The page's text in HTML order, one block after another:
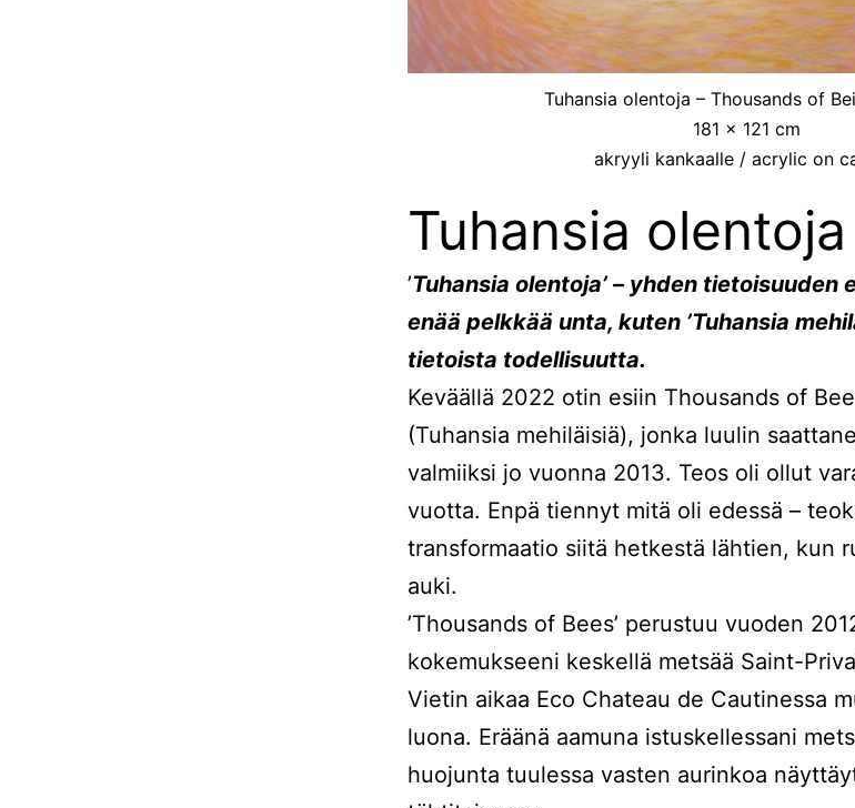
Tuhansia olentoja – Thousands of
181 x 121 cm
akryyli kankaalle / acrylic on
Tuhansia olentoja
’Tuhansia olentoja’ – yhden tietoisuuden
enää pelkkää unta, kuten ’Tuhansia
tietoista todellisuutta.
Keväällä 2022 otin esiin Thousands of
(Tuhansia mehiläisiä), jonka luulin
valmiiksi jo vuonna 2013. Teos oli ollut
vuotta. Enpä tiennyt mitä oli edessä –
transformaatio siitä hetkestä lähtien, kun
auki.
’Thousands of Bees’ perustuu vuoden
kokemukseeni keskellä metsää Saint-
Vietin aikaa Eco Chateau de Cautinessa
luona. Eräänä aamuna istuskellessani
huojunta tuulessa vasten aurinkoa